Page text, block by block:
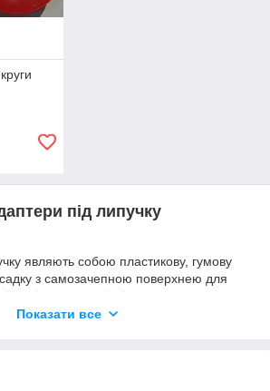
під липучку
являють собою пластикову, гумову
з самозачепною поверхнею для
з різних матеріалів:
під липучки;
Показати все